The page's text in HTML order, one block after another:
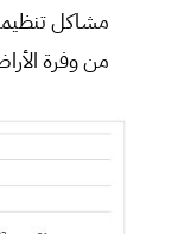
مشاكل
من وفرة